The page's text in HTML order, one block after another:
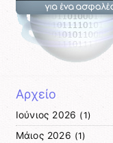
Αρχείο
Ιούνιος 2026 (1)
Μάιος 2026 (1)